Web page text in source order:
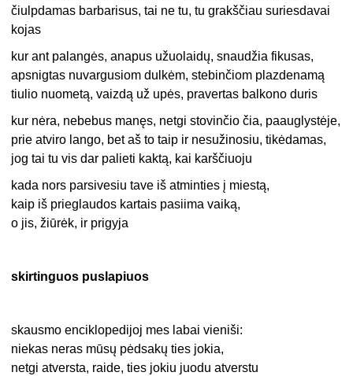
čiulpdamas barbarisus, tai ne tu, tu grakščiau suriesdavai
kojas
kur ant palangės, anapus užuolaidų, snaudžia fikusas,
apsnigtas nuvargusiom dulkėm, stebinčiom plazdenamą
tiulio nuometą, vaizdą už upės, pravertas balkono duris
kur nėra, nebebus manęs, netgi stovinčio čia, paauglystėje,
prie atviro lango, bet aš to taip ir nesužinosiu, tikėdamas,
jog tai tu vis dar palieti kaktą, kai karščiuoju
kada nors parsivesiu tave iš atminties į miestą,
kaip iš prieglaudos kartais pasiima vaiką,
o jis, žiūrėk, ir prigyja
skirtinguos puslapiuos
skausmo enciklopedijoj mes labai vieniši:
niekas neras mūsų pėdsakų ties jokia,
netgi atversta, raide, ties jokiu juodu atverstu